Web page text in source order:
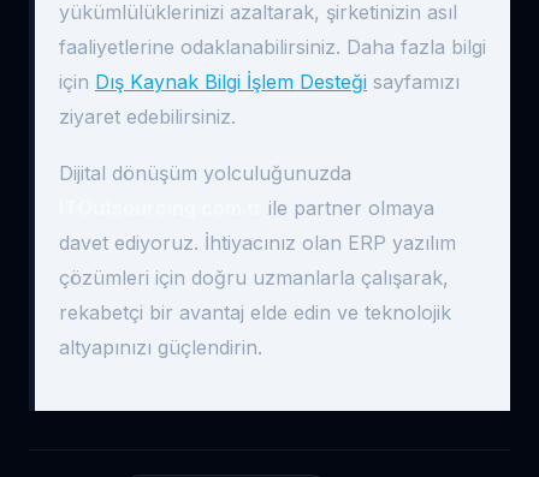
yükümlülüklerinizi azaltarak, şirketinizin asıl
faaliyetlerine odaklanabilirsiniz. Daha fazla bilgi
için Dış Kaynak Bilgi İşlem Desteği sayfamızı
ziyaret edebilirsiniz.
Dijital dönüşüm yolculuğunuzda
ile partner olmaya
davet ediyoruz. İhtiyacınız olan ERP yazılım
çözümleri için doğru uzmanlarla çalışarak,
rekabetçi bir avantaj elde edin ve teknolojik
altyapınızı güçlendirin.